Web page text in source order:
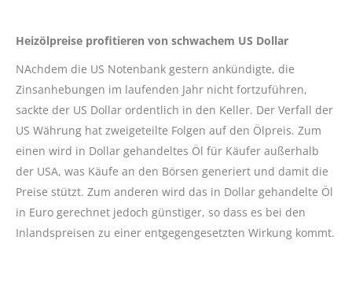
Heizölpreise profitieren von schwachem US Dollar
NAchdem die US Notenbank gestern ankündigte, die
Zinsanhebungen im laufenden Jahr nicht fortzuführen,
sackte der US Dollar ordentlich in den Keller. Der Verfall der
US Währung hat zweigeteilte Folgen auf den Ölpreis. Zum
einen wird in Dollar gehandeltes Öl für Käufer außerhalb
der USA, was Käufe an den Börsen generiert und damit die
Preise stützt. Zum anderen wird das in Dollar gehandelte Öl
in Euro gerechnet jedoch günstiger, so dass es bei den
Inlandspreisen zu einer entgegengesetzten Wirkung kommt.